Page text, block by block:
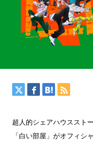
超人的シェアハウススト
「白い部屋」がオフィシ